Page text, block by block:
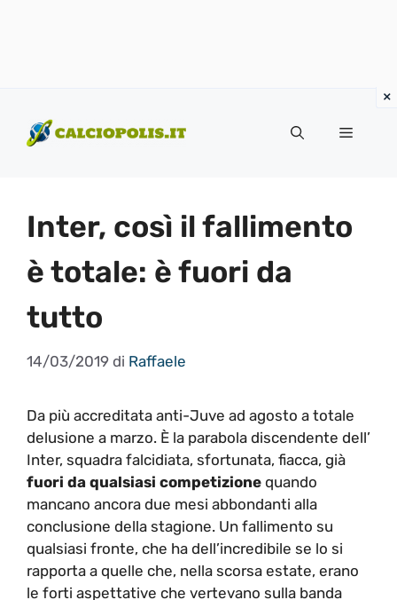
contenuto
Menu
Inter, così il fallimento
è totale: è fuori da
tutto
14/03/2019 di Raffaele
Da più accreditata anti-Juve ad agosto a totale
delusione a marzo. È la parabola discendente dell’
Inter, squadra falcidiata, sfortunata, fiacca, già
fuori da qualsiasi competizione quando
mancano ancora due mesi abbondanti alla
conclusione della stagione. Un fallimento su
qualsiasi fronte, che ha dell’incredibile se lo si
rapporta a quelle che, nella scorsa estate, erano
le forti aspettative che vertevano sulla banda